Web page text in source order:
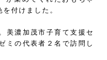
付けました。
美濃加茂市子育て支援セ
ミの代表者２名で訪問し